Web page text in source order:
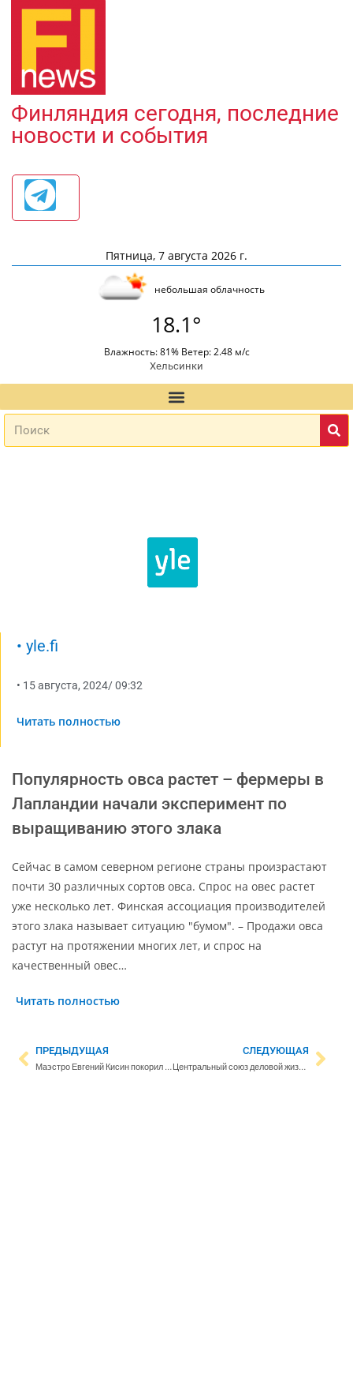
Финляндия сегодня, последние
новости и события
Пятница, 7 августа 2026 г.
небольшая облачность
18.1°
Влажность: 81% Ветер: 2.48 м/с
Хельсинки
• yle.fi
• 15 августа, 2024/09:32
Читать полностью
Популярность овса растет – фермеры в
Лапландии начали эксперимент по
выращиванию этого злака
Сейчас в самом северном регионе страны произрастают
почти 30 различных сортов овса. Спрос на овес растет
уже несколько лет. Финская ассоциация производителей
этого злака называет ситуацию "бумом". – Продажи овса
растут на протяжении многих лет, и спрос на
качественный овес…
Читать полностью
ПРЕДЫДУЩАЯ
Маэстро Евгений Кисин покорил Хельсинки
СЛЕДУЮЩАЯ
Центральный союз деловой жизни раскритиковал планируемое ужесточение трудовой миграции